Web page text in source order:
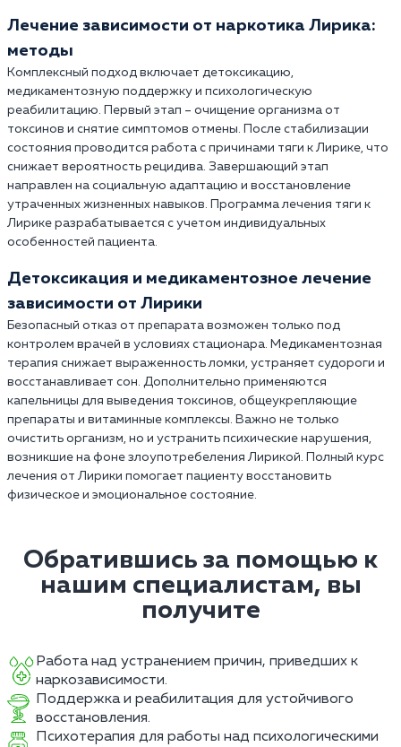
Лечение зависимости от наркотика Лирика:
методы
Комплексный подход включает детоксикацию,
медикаментозную поддержку и психологическую
реабилитацию. Первый этап – очищение организма от
токсинов и снятие симптомов отмены. После стабилизации
состояния проводится работа с причинами тяги к Лирике, что
снижает вероятность рецидива. Завершающий этап
направлен на социальную адаптацию и восстановление
утраченных жизненных навыков. Программа лечения тяги к
Лирике разрабатывается с учетом индивидуальных
особенностей пациента.
Детоксикация и медикаментозное лечение
зависимости от Лирики
Безопасный отказ от препарата возможен только под
контролем врачей в условиях стационара. Медикаментозная
терапия снижает выраженность ломки, устраняет судороги и
восстанавливает сон. Дополнительно применяются
капельницы для выведения токсинов, общеукрепляющие
препараты и витаминные комплексы. Важно не только
очистить организм, но и устранить психические нарушения,
возникшие на фоне злоупотребеления Лирикой. Полный курс
лечения от Лирики помогает пациенту восстановить
физическое и эмоциональное состояние.
Обратившись за помощью к
нашим специалистам, вы
получите
Работа над устранением причин, приведших к
наркозависимости.
Поддержка и реабилитация для устойчивого
восстановления.
Психотерапия для работы над психологическими